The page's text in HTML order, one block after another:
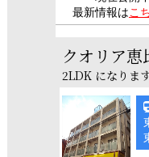
最新情報はこ
クオリア恵
2LDK になりま